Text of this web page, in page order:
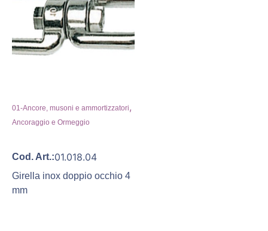
01-Ancore, musoni e ammortizzatori,
Ancoraggio e Ormeggio
Cod. Art.:01.018.04
Girella inox doppio occhio 4
mm